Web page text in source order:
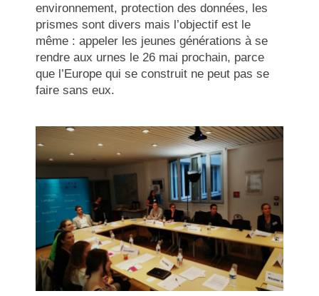
environnement, protection des données, les
prismes sont divers mais l’objectif est le
même : appeler les jeunes générations à se
rendre aux urnes le 26 mai prochain, parce
que l’Europe qui se construit ne peut pas se
faire sans eux.